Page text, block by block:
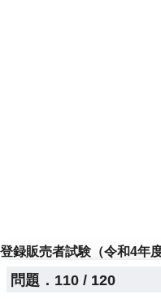
登録販売者試験（令和4年
問題．110 / 120